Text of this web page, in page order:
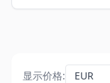
显示价格: